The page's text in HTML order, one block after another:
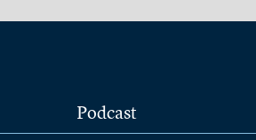
Podcast